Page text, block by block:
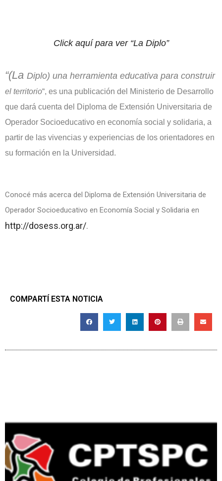
Click aquí para ver “La Diplo”
“(La Diplo) una herramienta educativa para construir
el territorio“, es una publicación del Ministerio de Desarrollo
que dará cuenta del Diploma de Extensión Universitaria de
Operador Socioeducativo en economía social y solidaria, a
partir de las vivencias y experiencias de los orientadores en
su formación en la Universidad.
Conocé más acerca del Diploma de Extensión Universitaria de
Operador Socioeducativo en Economía Social y Solidaria en
http://dosess.org.ar/.
COMPARTÍ ESTA NOTICIA